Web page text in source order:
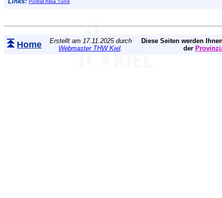
Porträt Alisa Türck
Home
Erstellt am 17.11.2025 durch
Webmaster THW Kiel
Diese Seiten werden
der